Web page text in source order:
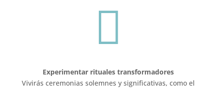

Experimentar rituales transformadores
Vivirás ceremonias solemnes y significativas, como el